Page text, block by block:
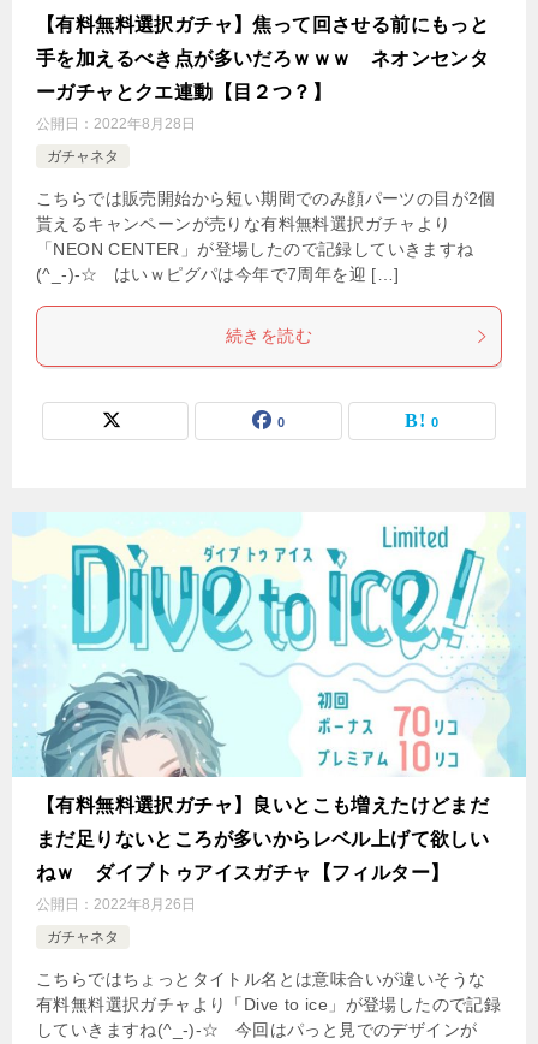
【有料無料選択ガチャ】焦って回させる前にもっと
手を加えるべき点が多いだろｗｗｗ ネオンセンタ
ーガチャとクエ連動【目２つ？】
公開日： 2022年8月28日
ガチャネタ
こちらでは販売開始から短い期間でのみ顔パーツの目が2個
貰えるキャンペーンが売りな有料無料選択ガチャより
「NEON CENTER」が登場したので記録していきますね
(^_-)-☆ はいｗピグパは今年で7周年を迎 […]
続きを読む
0 0
【有料無料選択ガチャ】良いとこも増えたけどまだ
まだ足りないところが多いからレベル上げて欲しい
ねｗ ダイブトゥアイスガチャ【フィルター】
公開日： 2022年8月26日
ガチャネタ
こちらではちょっとタイトル名とは意味合いが違いそうな
有料無料選択ガチャより「Dive to ice」が登場したので記録
していきますね(^_-)-☆ 今回はパっと見でのデザインが